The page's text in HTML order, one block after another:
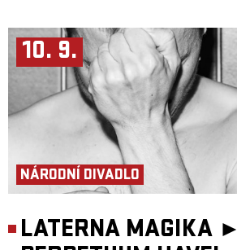
10. 9.
NÁRODNÍ DIVADLO
LATERNA MAGIKA ►